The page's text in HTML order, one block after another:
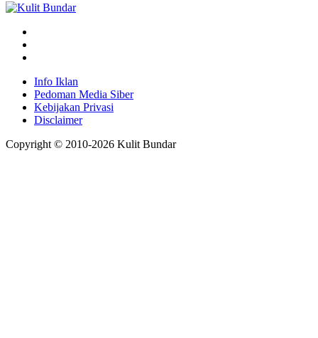
Info Iklan
Pedoman Media Siber
Kebijakan Privasi
Disclaimer
Copyright © 2010-2026 Kulit Bundar